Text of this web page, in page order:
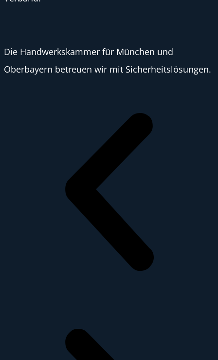
Die Handwerkskammer für München und
Oberbayern betreuen wir mit Sicherheitslösungen.